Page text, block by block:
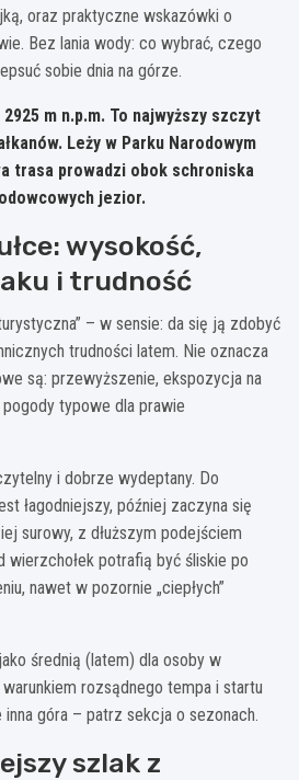
oraz praktyczne wskazówki o
Bez lania wody: co wybrać, czego
sobie dnia na górze.
m n.p.m. To najwyższy szczyt
Leży w Parku Narodowym
trasa prowadzi obok schroniska
jezior.
wysokość,
i trudność
– w sensie: da się ją zdobyć
trudności latem. Nie oznacza
są: przewyższenie, ekspozycja na
typowe dla prawie
i dobrze wydeptany. Do
łagodniejszy, później zaczyna się
surowy, z dłuższym podejściem
wierzchołek potrafią być śliskie po
nawet w pozornie „ciepłych”
średnią (latem) dla osoby w
rozsądnego tempa i startu
inna góra – patrz sekcja o sezonach.
szlak z